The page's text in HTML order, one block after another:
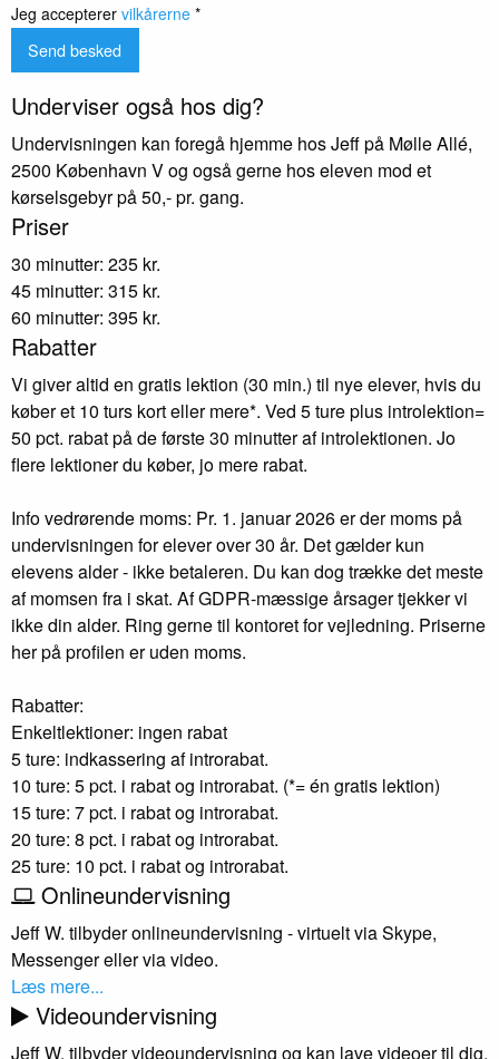
Jeg accepterer vilkårerne *
Underviser også hos dig?
Undervisningen kan foregå hjemme hos Jeff på Mølle Allé,
2500 København V og også gerne hos eleven mod et
kørselsgebyr på 50,- pr. gang.
Priser
30 minutter: 235 kr.
45 minutter: 315 kr.
60 minutter: 395 kr.
Rabatter
Vi giver altid en gratis lektion (30 min.) til nye elever, hvis du
køber et 10 turs kort eller mere*. Ved 5 ture plus introlektion=
50 pct. rabat på de første 30 minutter af introlektionen. Jo
flere lektioner du køber, jo mere rabat.
Info vedrørende moms: Pr. 1. januar 2026 er der moms på
undervisningen for elever over 30 år. Det gælder kun
elevens alder - ikke betaleren. Du kan dog trække det meste
af momsen fra i skat. Af GDPR-mæssige årsager tjekker vi
ikke din alder. Ring gerne til kontoret for vejledning. Priserne
her på profilen er uden moms.
Rabatter:
Enkeltlektioner: ingen rabat
5 ture: indkassering af introrabat.
10 ture: 5 pct. i rabat og introrabat. (*= én gratis lektion)
15 ture: 7 pct. i rabat og introrabat.
20 ture: 8 pct. i rabat og introrabat.
25 ture: 10 pct. i rabat og introrabat.
Onlineundervisning
Jeff W. tilbyder onlineundervisning - virtuelt via Skype,
Messenger eller via video.
Læs mere...
Videoundervisning
Jeff W. tilbyder videoundervisning og kan lave videoer til dig,